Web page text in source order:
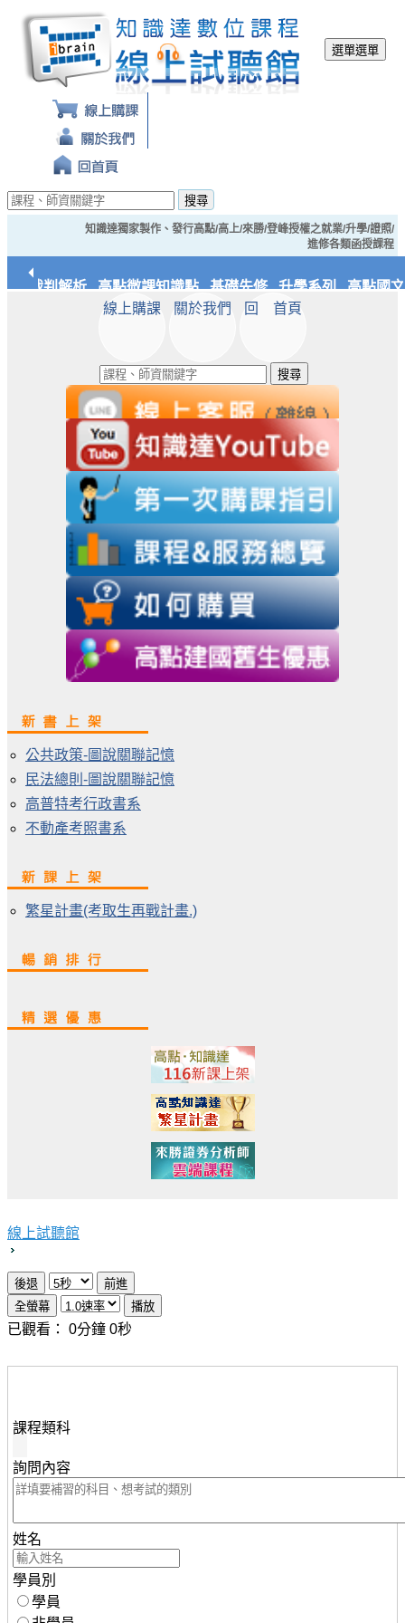
選單選單
搜尋
知識達獨家製作、發行高點/高上/來勝/登峰授權之就業/升學/證照/
進修各類函授課程
典裁判解析 高點微課知識點 基礎先修 升學系列 高點國文/
知識達文化
線上購課 關於我們 回 首頁
搜尋
公共政策-圖說關聯記憶
民法總則-圖說關聯記憶
高普特考行政書系
不動產考照書系
繁星計畫(考取生再戰計畫.)
線上試聽館
已觀看： 0分鐘 0秒
課程類科
詢問內容
姓名
學員別
學員